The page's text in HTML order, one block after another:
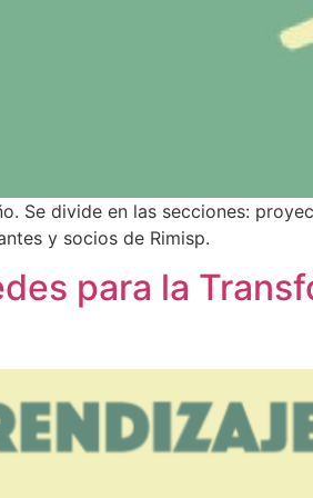
Se divide en las secciones:
y socios de Rimisp.
para la